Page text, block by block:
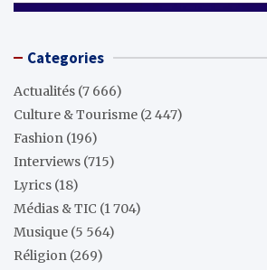
Categories
Actualités (7 666)
Culture & Tourisme (2 447)
Fashion (196)
Interviews (715)
Lyrics (18)
Médias & TIC (1 704)
Musique (5 564)
Réligion (269)